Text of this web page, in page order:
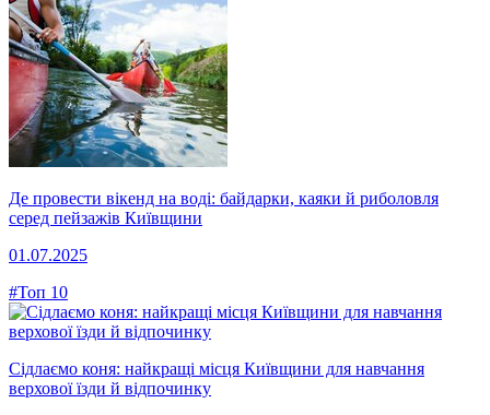
Де провести вікенд на воді: байдарки, каяки й риболовля
серед пейзажів Київщини
01.07.2025
#Топ 10
Сідлаємо коня: найкращі місця Київщини для навчання
верхової їзди й відпочинку